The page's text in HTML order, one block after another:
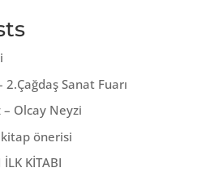
Sanat Fuarı
Olcay Neyzi
kitap önerisi
KİTABI